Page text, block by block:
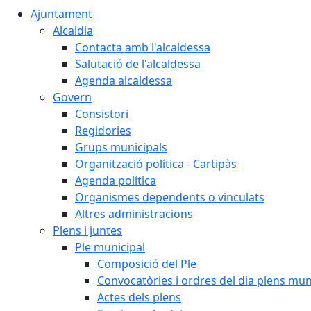
Ajuntament
Alcaldia
Contacta amb l'alcaldessa
Salutació de l'alcaldessa
Agenda alcaldessa
Govern
Consistori
Regidories
Grups municipals
Organització política - Cartipàs
Agenda política
Organismes dependents o vinculats
Altres administracions
Plens i juntes
Ple municipal
Composició del Ple
Convocatòries i ordres del dia plens
Actes dels plens